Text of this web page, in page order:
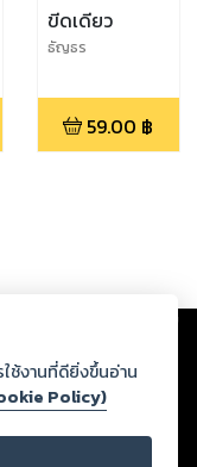
ขีดเดียว
ธัญธร
59.00 ฿
ฏว่าละเมิดสิทธิใน
ละศีลธรรม ดังนั้น ผู้อ่าน
ง และหากท่านพบว่าส่วน
บริษัท เพื่อทีมงานจะได้
ทธิ์ตามพระราชบัญญัติ
ช้งานที่ดียิ่งขึ้นอ่าน
Policy)